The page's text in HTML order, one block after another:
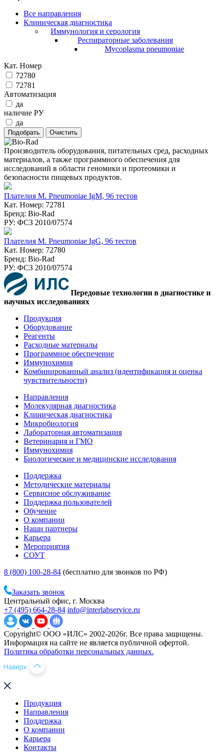
Все направления
Клиническая диагностика
Иммунология и серология
Респираторные заболевания
Mycoplasma pneumoniae
Кат. Номер
72780
72781
Автоматизация
да
наличие РУ
да
Производитель оборудования, питательных сред, расходных
материалов, а также программного обеспечения для
исследований в области геномики и протеомики и
безопасности пищевых продуктов.
Плателия M. Pneumoniae IgM, 96 тестов
Кат. Номер: 72781
Бренд: Bio-Rad
РУ: ФСЗ 2010/07574
Плателия M. Pneumoniae IgG, 96 тестов
Кат. Номер: 72780
Бренд: Bio-Rad
РУ: ФСЗ 2010/07574
Передовые технологии в диагностике и
научных исследованиях
Продукция
Оборудование
Реагенты
Расходные материалы
Программное обеспечение
Иммунохимия
Комбинированный анализ (идентификация и оценка
чувствительности)
Направления
Молекулярная диагностика
Клиническая диагностика
Микробиология
Лабораторная автоматизация
Ветеринария и ГМО
Иммунохимия
Биологические и медицинские исследования
Поддержка
Методические материалы
Сервисное обслуживание
Поддержка пользователей
Обучение
О компании
Наши партнеры
Карьера
Мероприятия
СОУТ
8 (800) 100-28-84 (бесплатно для звонков по РФ)
Заказать звонок
Центральный офис, г. Москва
+7 (495) 664-28-84 info@interlabservice.ru
Copyright© ООО «ИЛС» 2002-2026г. Все права защищены.
Информация на сайте не является публичной офертой.
Политика обработки персональных данных.
Продукция
Направления
Поддержка
О компании
Карьера
Контакты